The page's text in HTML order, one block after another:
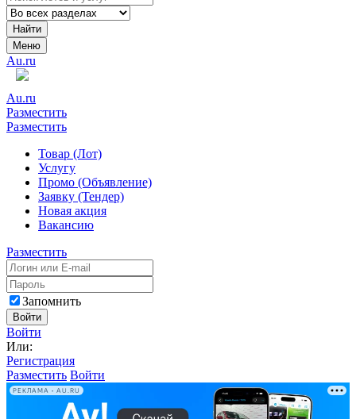
Найти
Меню
Au.ru
Au.ru
Разместить
Разместить
Товар (Лот)
Услугу
Промо (Объявление)
Заявку (Тендер)
Новая акция
Вакансию
Разместить
Запомнить
Войти
Войти
Или:
Регистрация
Разместить Войти
РЕКЛАМА • AU.RU